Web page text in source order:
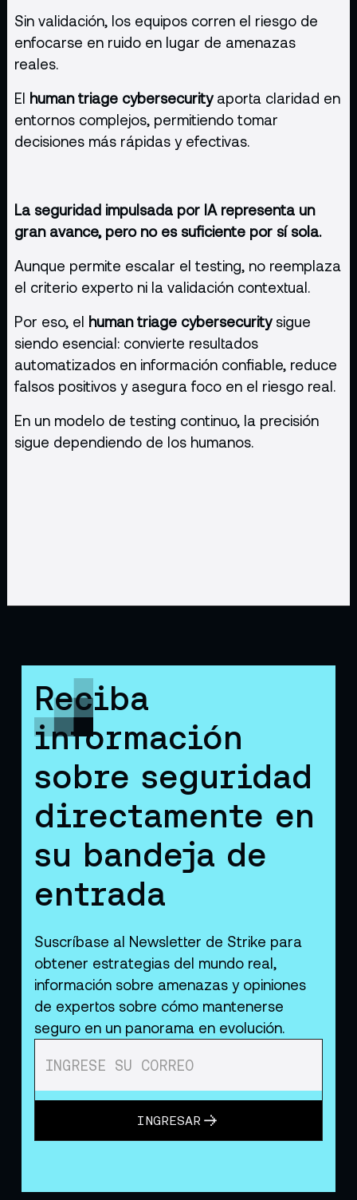
Sin validación, los equipos corren el riesgo de
enfocarse en ruido en lugar de amenazas
reales.
El human triage cybersecurityaporta claridad en
entornos complejos, permitiendo tomar
decisiones más rápidas y efectivas.
La seguridad impulsada por IA representa un
gran avance, pero no es suficiente por sí sola.
Aunque permite escalar el testing, no reemplaza
el criterio experto ni la validación contextual.
Por eso, el human triage cybersecuritysigue
siendo esencial: convierte resultados
automatizados en información confiable, reduce
falsos positivos y asegura foco en el riesgo real.
En un modelo de testing continuo, la precisión
sigue dependiendo de los humanos.
Reciba
información
sobre seguridad
directamente en
su bandeja de
entrada
Suscríbase al Newsletter de Strike para
obtener estrategias del mundo real,
información sobre amenazas y opiniones
de expertos sobre cómo mantenerse
seguro en un panorama en evolución.
INGRESAR